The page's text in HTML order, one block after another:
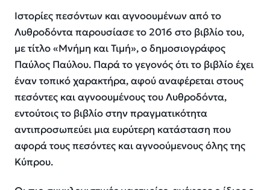
Ιστορίες πεσόντων και αγνοουμένων από το
Λυθροδόντα παρουσίασε το 2016 στο βιβλίο του,
με τίτλο «Μνήμη και Τιμή», ο δημοσιογράφος
Παύλος Παύλου. Παρά το γεγονός ότι το βιβλίο έχει
έναν τοπικό χαρακτήρα, αφού αναφέρεται στους
πεσόντες και αγνοουμένους του Λυθροδόντα,
εντούτοις το βιβλίο στην πραγματικότητα
αντιπροσωπεύει μια ευρύτερη κατάσταση που
αφορά τους πεσόντες και αγνοούμενους όλης της
Κύπρου.